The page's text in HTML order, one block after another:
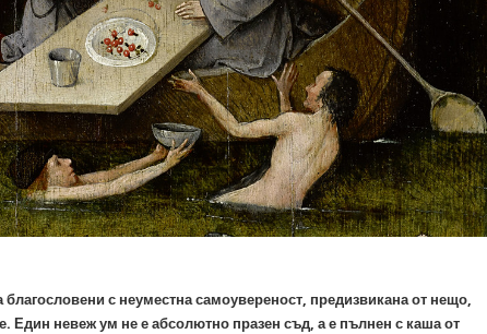
благословени с неуместна самоувереност, предизвикана от нещо,
Един невеж ум не е абсолютно празен съд, а е пълнен с каша от